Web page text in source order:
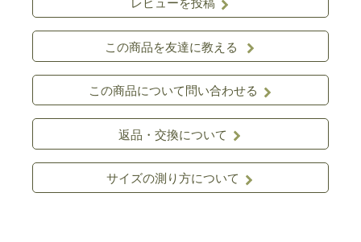
レビューを投稿
この商品を友達に教える
この商品について問い合わせる
返品・交換について
サイズの測り方について